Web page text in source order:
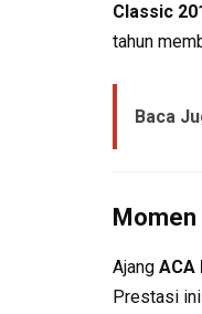
Classic
tahun
Baca
Momen
Ajang ACA
Prestasi ini